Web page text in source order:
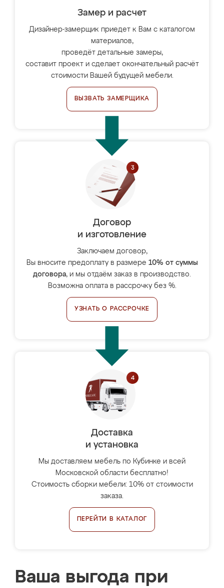
Замер и расчет
Дизайнер-замерщик приедет к Вам с каталогом
материалов,
проведёт детальные замеры,
составит проект и сделает окончательный расчёт
стоимости Вашей будущей мебели.
ВЫЗВАТЬ ЗАМЕРЩИКА
Договор
и изготовление
Заключаем договор,
Вы вносите предоплату в размере 10% от суммы
договора, и мы отдаём заказ в производство.
Возможна оплата в рассрочку без %.
УЗНАТЬ О РАССРОЧКЕ
Доставка
и установка
Мы доставляем мебель по Кубинке и всей
Московской области бесплатно!
Стоимость сборки мебели: 10% от стоимости
заказа.
ПЕРЕЙТИ В КАТАЛОГ
Ваша выгода при